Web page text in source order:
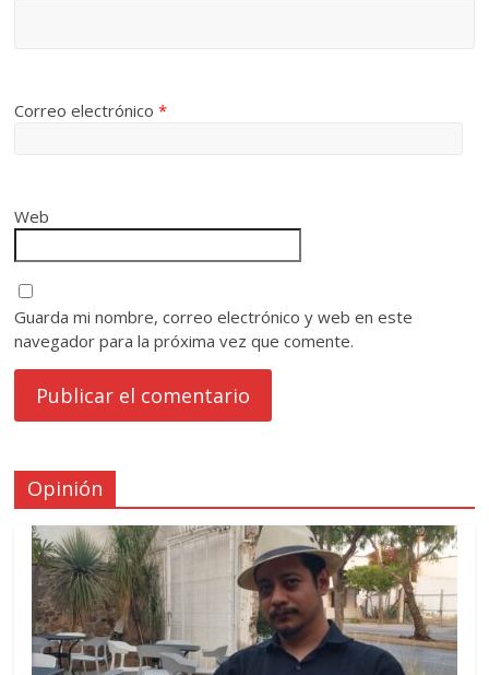
Correo electrónico*
Web
Guarda mi nombre, correo electrónico y web en este
navegador para la próxima vez que comente.
Opinión